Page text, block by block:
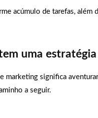
acúmulo de tarefas, além
uma
marketing significa
a seguir.